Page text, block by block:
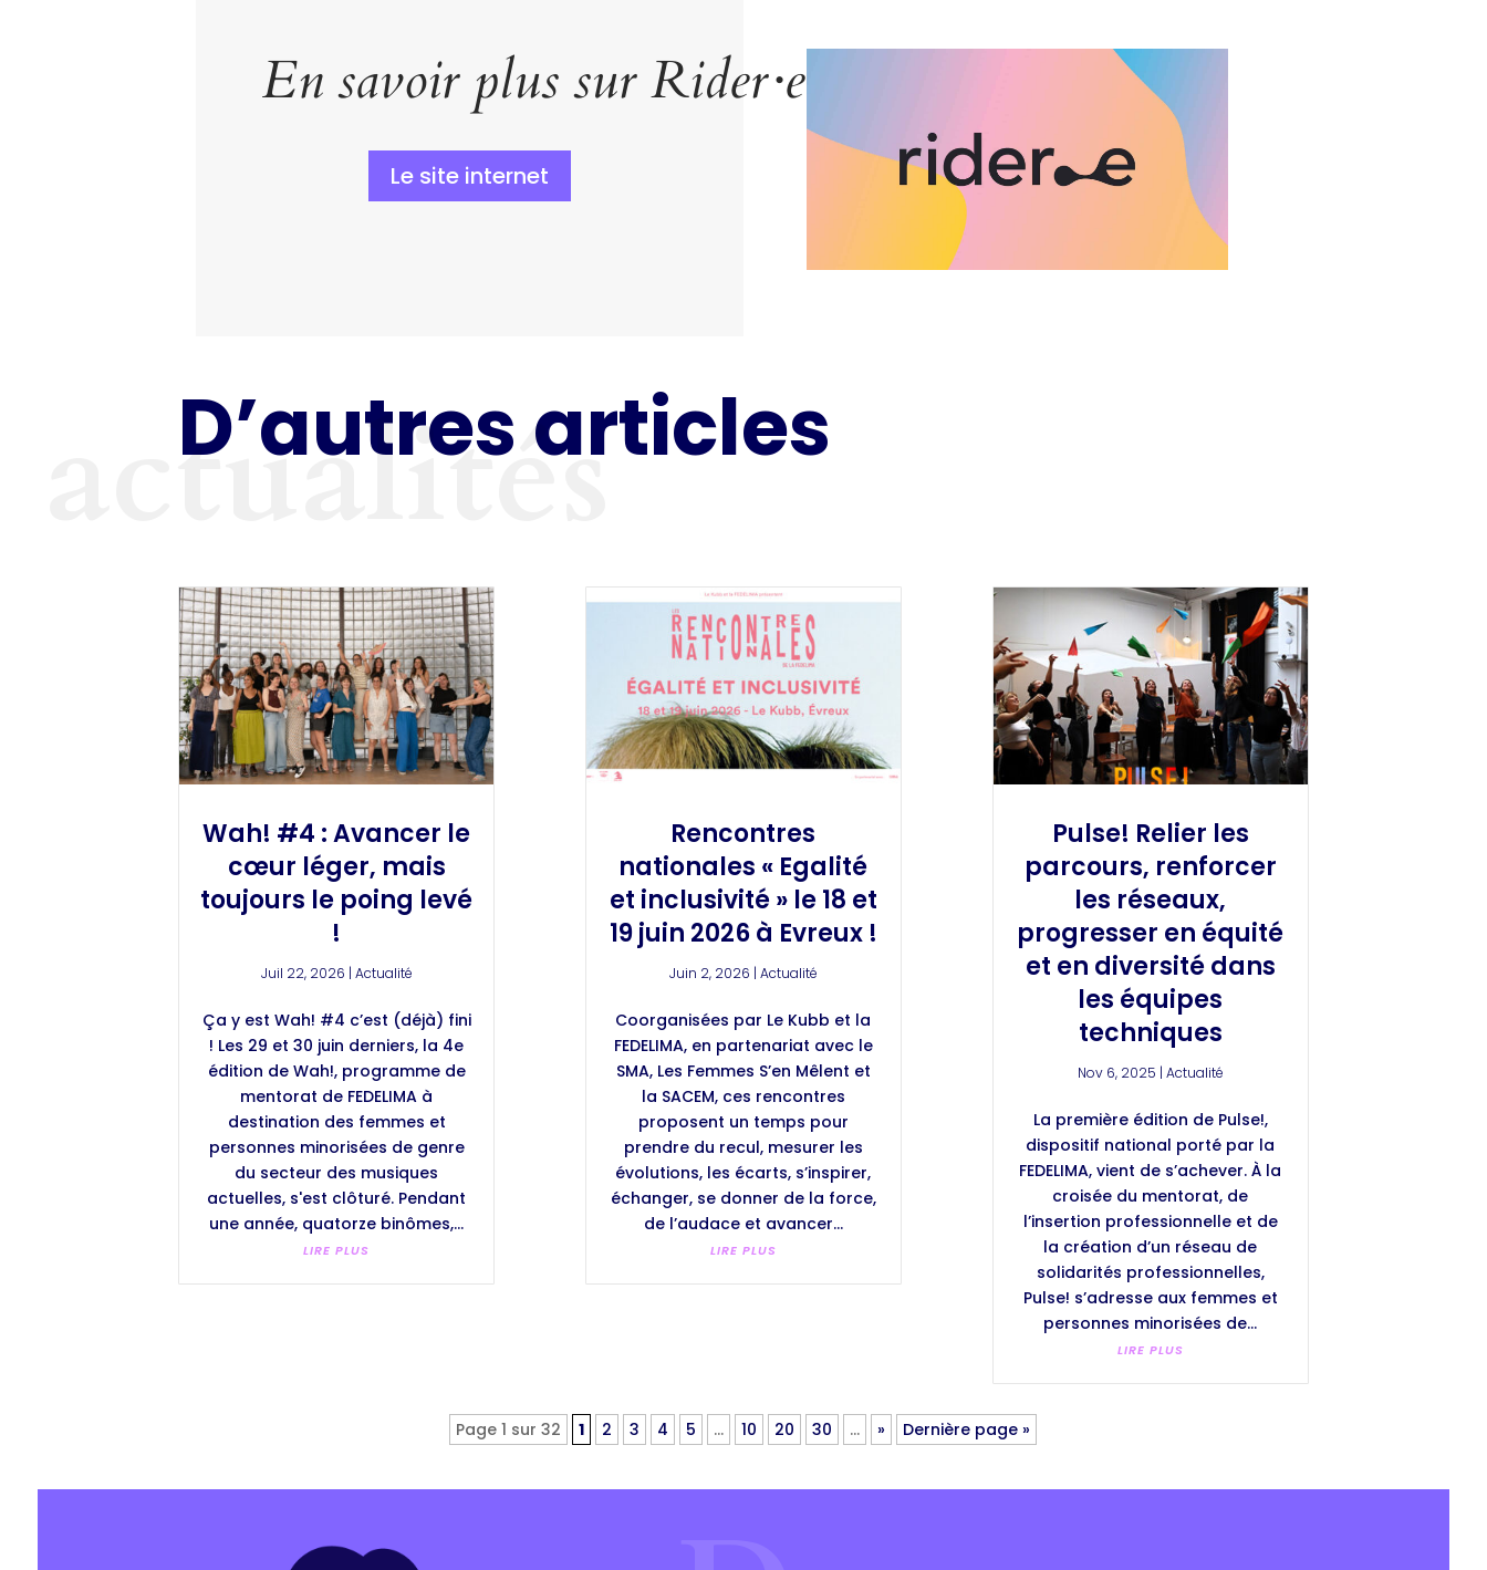
En savoir plus sur Rider·e
Le site internet
D’autres articles
actualités
Wah! #4 : Avancer le
cœur léger, mais
toujours le poing levé
!
Juil 22, 2026 | Actualité
Ça y est Wah! #4 c’est (déjà) fini
! Les 29 et 30 juin derniers, la 4e
édition de Wah!, programme de
mentorat de FEDELIMA à
destination des femmes et
personnes minorisées de genre
du secteur des musiques
actuelles, s'est clôturé. Pendant
une année, quatorze binômes,...
LIRE PLUS
Rencontres
nationales « Egalité
et inclusivité » le 18 et
19 juin 2026 à Evreux !
Juin 2, 2026 | Actualité
Coorganisées par Le Kubb et la
FEDELIMA, en partenariat avec le
SMA, Les Femmes S’en Mêlent et
la SACEM, ces rencontres
proposent un temps pour
prendre du recul, mesurer les
évolutions, les écarts, s’inspirer,
échanger, se donner de la force,
de l’audace et avancer...
LIRE PLUS
Pulse! Relier les
parcours, renforcer
les réseaux,
progresser en équité
et en diversité dans
les équipes
techniques
Nov 6, 2025 | Actualité
La première édition de Pulse!,
dispositif national porté par la
FEDELIMA, vient de s’achever. À la
croisée du mentorat, de
l’insertion professionnelle et de
la création d’un réseau de
solidarités professionnelles,
Pulse! s’adresse aux femmes et
personnes minorisées de...
LIRE PLUS
Page 1 sur 32 1 2 3 4 5 … 10 20 30 … » Dernière page »